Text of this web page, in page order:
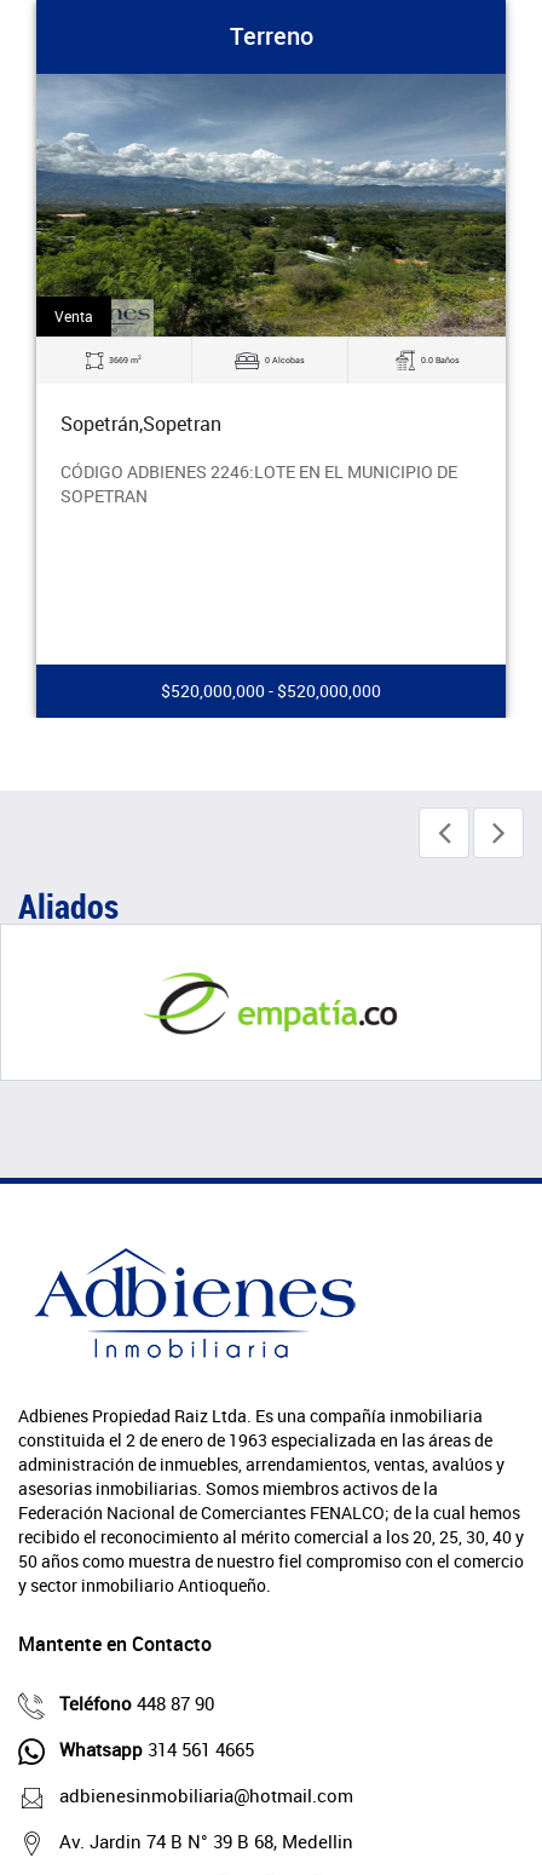
Terreno
Venta
3669 m2 0 Alcobas 0.0 Baños
Sopetrán,Sopetran
CÓDIGO ADBIENES 2246:LOTE EN EL MUNICIPIO DE
SOPETRAN
$520,000,000 - $520,000,000
Aliados
Adbienes Propiedad Raiz Ltda. Es una compañía inmobiliaria
constituida el 2 de enero de 1963 especializada en las áreas de
administración de inmuebles, arrendamientos, ventas, avalúos y
asesorias inmobiliarias. Somos miembros activos de la
Federación Nacional de Comerciantes FENALCO; de la cual hemos
recibido el reconocimiento al mérito comercial a los 20, 25, 30, 40 y
50 años como muestra de nuestro fiel compromiso con el comercio
y sector inmobiliario Antioqueño.
Mantente en Contacto
Teléfono 448 87 90
Whatsapp 314 561 4665
adbienesinmobiliaria@hotmail.com
Av. Jardin 74 B N° 39 B 68, Medellin